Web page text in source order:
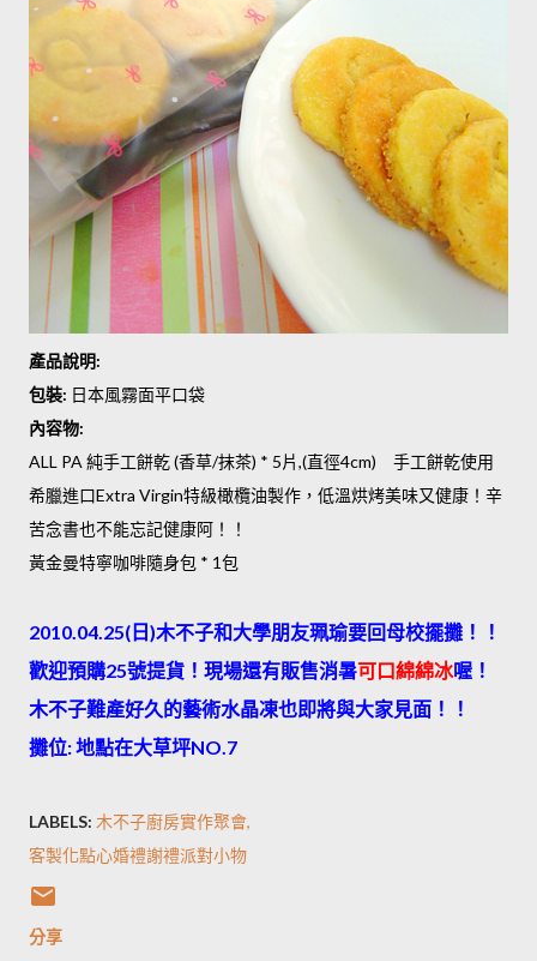
產品說明:
包裝: 日本風霧面平口袋
內容物:
ALL PA 純手工餅乾 (香草/抹茶) * 5片,(直徑4cm) 手工餅乾使用
希臘進口Extra Virgin特級橄欖油製作，低溫烘烤美味又健康！辛
苦念書也不能忘記健康阿！！
黃金曼特寧咖啡隨身包 * 1包
2010.04.25(日)木不子和大學朋友珮瑜要回母校擺攤！！
歡迎預購25號提貨！現場還有販售消暑可口綿綿冰喔！
木不子難產好久的藝術水晶凍也即將與大家見面！！
攤位: 地點在大草坪NO.7
LABELS: 木不子廚房實作聚會
客製化點心婚禮謝禮派對小物
分享